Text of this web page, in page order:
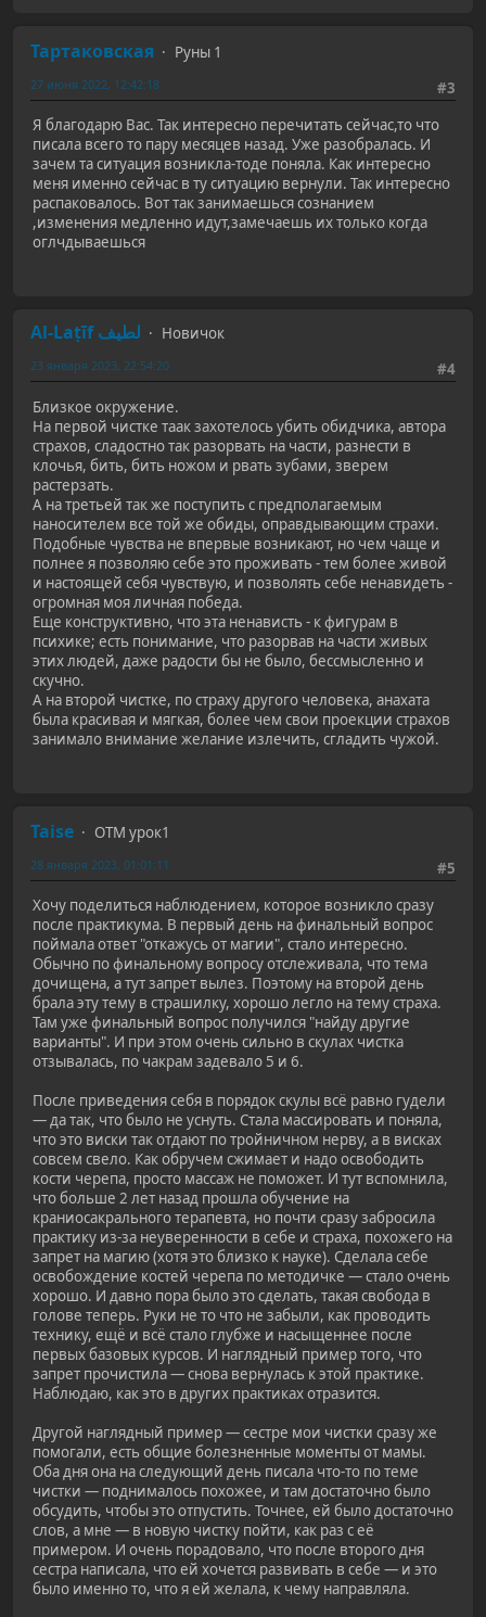
Тартаковская
Руны 1
#3
27 июня 2022, 12:42:18
Я благодарю Вас. Так интересно перечитать сейчас,то что
писала всего то пару месяцев назад. Уже разобралась. И
зачем та ситуация возникла-тоде поняла. Как интересно
меня именно сейчас в ту ситуацию вернули. Так интересно
распаковалось. Вот так занимаешься сознанием
,изменения медленно идут,замечаешь их только когда
оглчдываешься
Al-Laṭīf لطيف
Новичок
#4
23 января 2023, 22:54:20
Близкое окружение.
На первой чистке таак захотелось убить обидчика, автора
страхов, сладостно так разорвать на части, разнести в
клочья, бить, бить ножом и рвать зубами, зверем
растерзать.
А на третьей так же поступить с предполагаемым
наносителем все той же обиды, оправдывающим страхи.
Подобные чувства не впервые возникают, но чем чаще и
полнее я позволяю себе это проживать - тем более живой
и настоящей себя чувствую, и позволять себе ненавидеть -
огромная моя личная победа.
Еще конструктивно, что эта ненависть - к фигурам в
психике; есть понимание, что разорвав на части живых
этих людей, даже радости бы не было, бессмысленно и
скучно.
А на второй чистке, по страху другого человека, анахата
была красивая и мягкая, более чем свои проекции страхов
занимало внимание желание излечить, сгладить чужой.
Taise
ОТМ урок1
#5
28 января 2023, 01:01:11
Хочу поделиться наблюдением, которое возникло сразу
после практикума. В первый день на финальный вопрос
поймала ответ "откажусь от магии", стало интересно.
Обычно по финальному вопросу отслеживала, что тема
дочищена, а тут запрет вылез. Поэтому на второй день
брала эту тему в страшилку, хорошо легло на тему страха.
Там уже финальный вопрос получился "найду другие
варианты". И при этом очень сильно в скулах чистка
отзывалась, по чакрам задевало 5 и 6.
После приведения себя в порядок скулы всё равно гудели
— да так, что было не уснуть. Стала массировать и поняла,
что это виски так отдают по тройничном нерву, а в висках
совсем свело. Как обручем сжимает и надо освободить
кости черепа, просто массаж не поможет. И тут вспомнила,
что больше 2 лет назад прошла обучение на
краниосакрального терапевта, но почти сразу забросила
практику из-за неуверенности в себе и страха, похожего на
запрет на магию (хотя это близко к науке). Сделала себе
освобождение костей черепа по методичке — стало очень
хорошо. И давно пора было это сделать, такая свобода в
голове теперь. Руки не то что не забыли, как проводить
технику, ещё и всё стало глубже и насыщеннее после
первых базовых курсов. И наглядный пример того, что
запрет прочистила — снова вернулась к этой практике.
Наблюдаю, как это в других практиках отразится.
Другой наглядный пример — сестре мои чистки сразу же
помогали, есть общие болезненные моменты от мамы.
Оба дня она на следующий день писала что-то по теме
чистки — поднималось похожее, и там достаточно было
обсудить, чтобы это отпустить. Точнее, ей было достаточно
слов, а мне — в новую чистку пойти, как раз с её
примером. И очень порадовало, что после второго дня
сестра написала, что ей хочется развивать в себе — и это
было именно то, что я ей желала, к чему направляла.